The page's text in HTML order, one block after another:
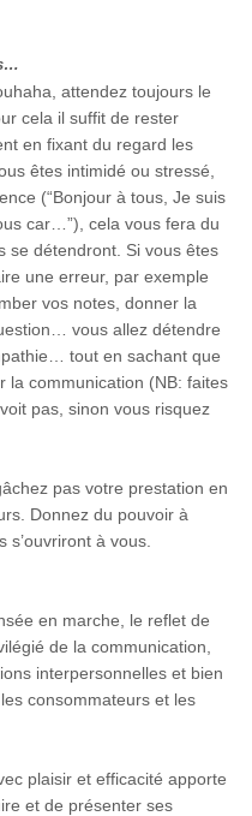
attendez toujours le
cela il suffit de rester
en fixant du regard les
êtes intimidé ou stressé,
(“Bonjour à tous, Je suis
car…”), cela vous fera du
se détendront. Si vous êtes
une erreur, par exemple
vos notes, donner la
vous allez détendre
tout en sachant que
la communication (NB: faites
pas, sinon vous risquez
pas votre prestation en
Donnez du pouvoir à
à vous.
en marche, le reflet de
de la communication,
interpersonnelles et bien
consommateurs et les
plaisir et efficacité apporte
et de présenter ses